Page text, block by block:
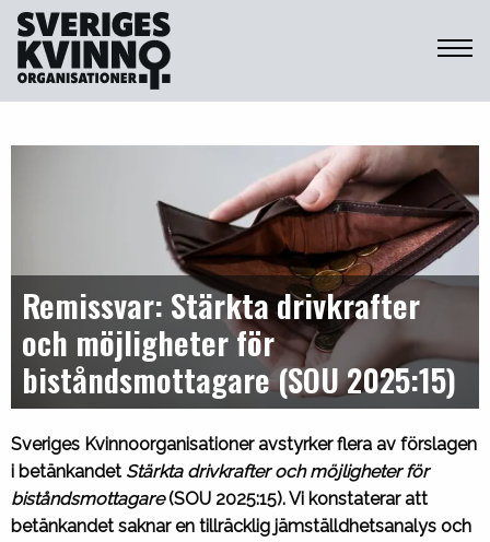
Sveriges Kvinnoorganisationer
Remissvar: Stärkta drivkrafter
och möjligheter för
biståndsmottagare (SOU 2025:15)
Sveriges Kvinnoorganisationer avstyrker flera av förslagen
i betänkandet Stärkta drivkrafter och möjligheter för
biståndsmottagare(SOU 2025:15). Vi konstaterar att
betänkandet saknar en tillräcklig jämställdhetsanalys och